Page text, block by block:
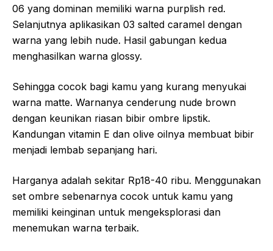
06 yang dominan memiliki warna purplish red.
Selanjutnya aplikasikan 03 salted caramel dengan
warna yang lebih nude. Hasil gabungan kedua
menghasilkan warna glossy.
Sehingga cocok bagi kamu yang kurang menyukai
warna matte. Warnanya cenderung nude brown
dengan keunikan riasan bibir ombre lipstik.
Kandungan vitamin E dan olive oilnya membuat bibir
menjadi lembab sepanjang hari.
Harganya adalah sekitar Rp18-40 ribu. Menggunakan
set ombre sebenarnya cocok untuk kamu yang
memiliki keinginan untuk mengeksplorasi dan
menemukan warna terbaik.